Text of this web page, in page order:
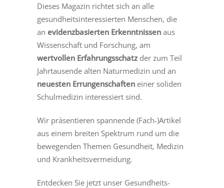
Dieses Magazin richtet sich an alle
gesundheitsinteressierten Menschen, die
an evidenzbasierten Erkenntnissen aus
Wissenschaft und Forschung, am
wertvollen Erfahrungsschatz der zum Teil
Jahrtausende alten Naturmedizin und an
neuesten Errungenschaften einer soliden
Schulmedizin interessiert sind.
Wir präsentieren spannende (Fach-)Artikel
aus einem breiten Spektrum rund um die
bewegenden Themen Gesundheit, Medizin
und Krankheitsvermeidung.
Entdecken Sie jetzt unser Gesundheits-